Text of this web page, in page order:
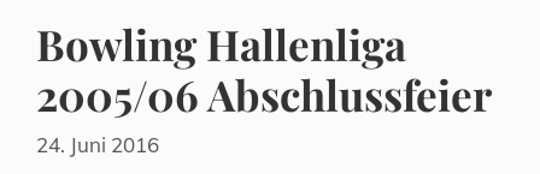
Bowling Hallenliga
2005/06 Abschlussfeier
24. Juni 2016